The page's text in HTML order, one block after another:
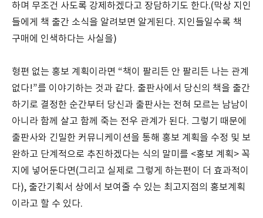
하며 무조건 사도록 강제하겠다고 장담하기도 한다.(막상 지인
들에게 책 출간 소식을 알려보면 알게된다. 지인들일수록 책
구매에 인색하다는 사실을)
형편 없는 홍보 계획이라면 “책이 팔리든 안 팔리든 나는 관계
없다!”를 이야기하는 것과 같다. 출판사에서 당신의 책을 출간
하기로 결정한 순간부터 당신과 출판사는 전혀 모르는 남남이
아니라 함께 살고 함께 죽는 전우 관계가 된다. 그렇기 때문에
출판사와 긴밀한 커뮤니케이션을 통해 홍보 계획을 수정 및 보
완하고 단계적으로 추진하겠다는 식의 말미를 <홍보 계획> 꼭
지에 넣어둔다면(그리고 실제로 그렇게 하는편이 더 효과적이
다), 출간기획서 상에서 보여줄 수 있는 최고지점의 홍보계획
이라고 할 수 있다.